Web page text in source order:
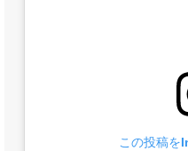
この投稿を